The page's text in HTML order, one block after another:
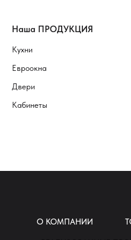
Наша ПРОДУКЦИЯ
Кухни
Евроокна
Двери
Кабинеты
О КОМПАНИИ